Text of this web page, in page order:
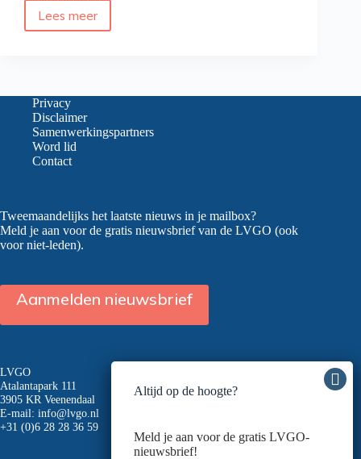
Lees meer
Met
bestuur
weer
op
volle
sterkte
Privacy
Disclaimer
Samenwerkingspartners
Word lid
Contact
Tweemaandelijks het laatste nieuws in je mailbox?
Meld je aan voor de gratis nieuwsbrief van de LVGO (ook
voor niet-leden).
Aanmelden nieuwsbrief
LVGO
Atalantapark 111
3905 KR Veenendaal
E-mail: info@lvgo.nl
+31 (0)6 28 28 36 59
Altijd op de hoogte?
Meld je aan voor de gratis LVGO-
nieuwsbrief!